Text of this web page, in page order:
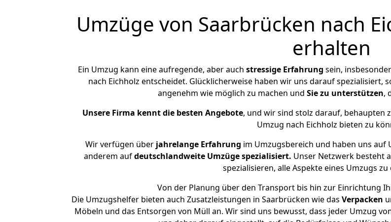
Umzüge von Saarbrücken nach
erhalten
Ein Umzug kann eine aufregende, aber auch stressige Erfahrung sein,
nach Eichholz entscheidet. Glücklicherweise haben wir uns darauf spezialisiert,
angenehm wie möglich zu machen und Sie zu unterstützen,
Unsere Firma kennt die besten Angebote, und wir sind stolz darauf, behaupten
Umzug nach Eichholz bieten zu
Wir verfügen überjahrelange Erfahrung im Umzugsbereich und haben uns auf
anderem aufdeutschlandweite Umzüge spezialisiert. Unser Netzwerk besteht
spezialisieren, alle Aspekte eines Umzugs
Von der Planung über den Transport bis hin zur Einrichtung
Die Umzugshelfer bieten auch Zusatzleistungen in Saarbrücken wie das Verpacken
Möbeln und das Entsorgen von Müll an. Wir sind uns bewusst, dass jeder Umzug